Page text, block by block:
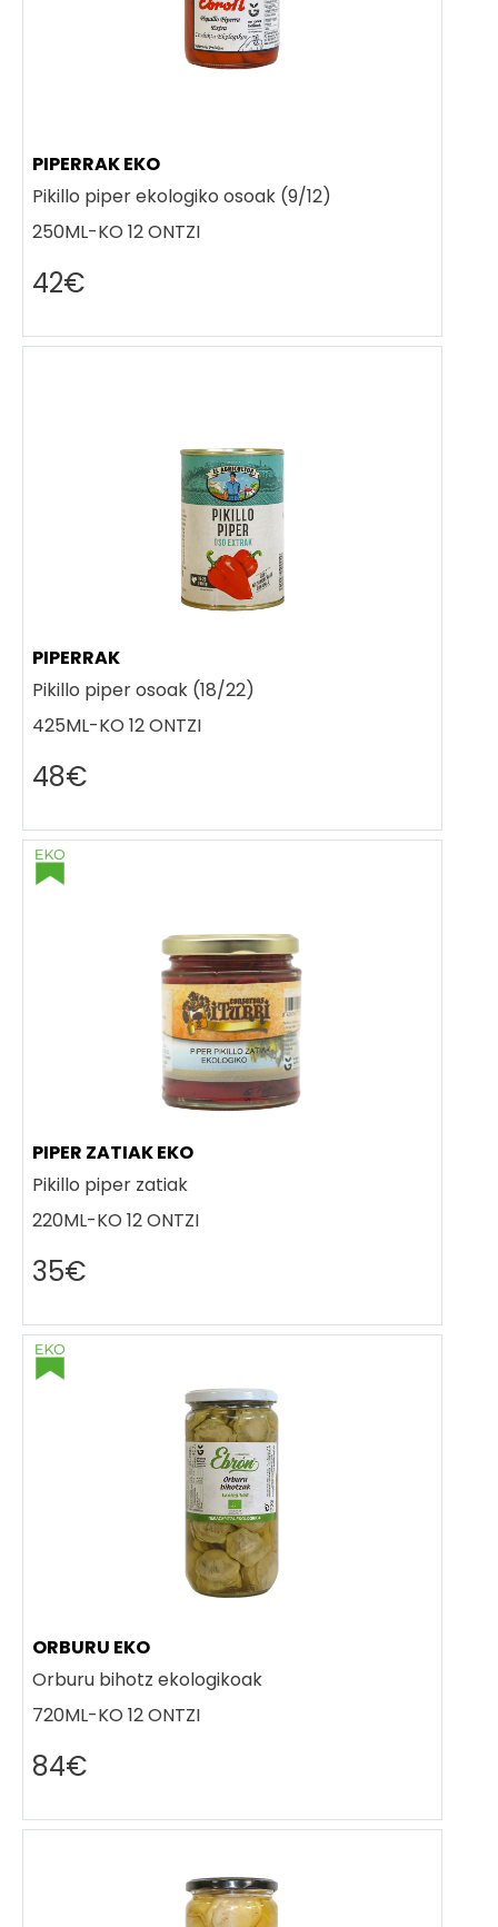
PIPERRAK EKO
Pikillo piper ekologiko osoak (9/12)
250ML-KO 12 ONTZI
42€
PIPERRAK
Pikillo piper osoak (18/22)
425ML-KO 12 ONTZI
48€
PIPER ZATIAK EKO
Pikillo piper zatiak
220ML-KO 12 ONTZI
35€
ORBURU EKO
Orburu bihotz ekologikoak
720ML-KO 12 ONTZI
84€